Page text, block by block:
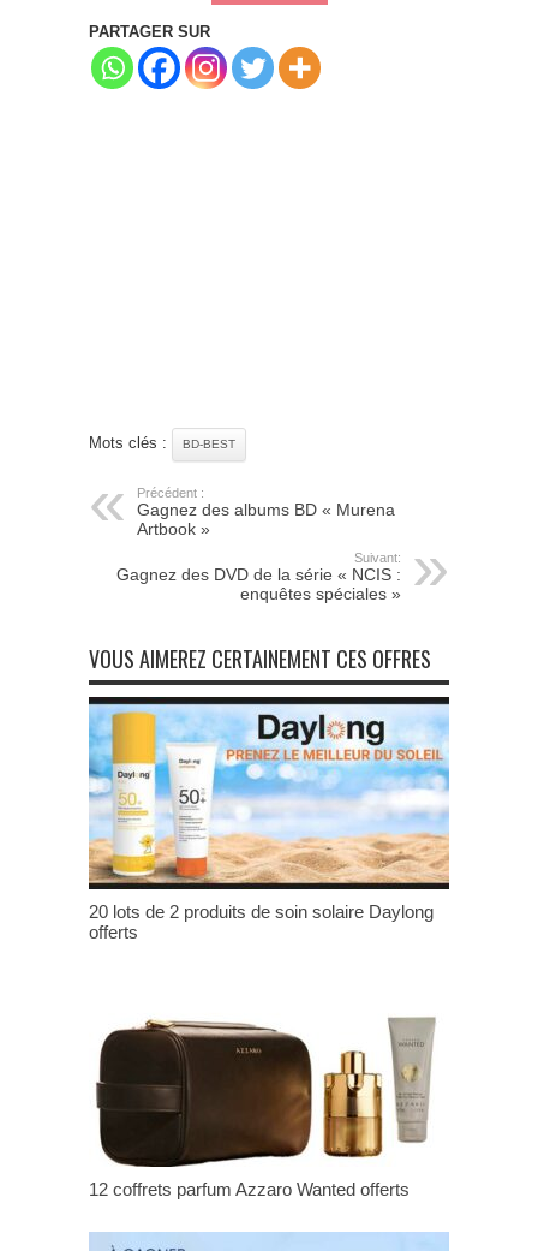
PARTAGER SUR
Mots clés : BD-BEST
Précédent :
Gagnez des albums BD « Murena
Artbook »
Suivant:
Gagnez des DVD de la série « NCIS :
enquêtes spéciales »
VOUS AIMEREZ CERTAINEMENT CES OFFRES
20 lots de 2 produits de soin solaire Daylong
offerts
12 coffrets parfum Azzaro Wanted offerts